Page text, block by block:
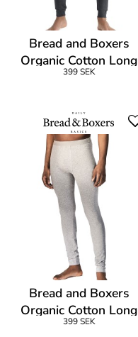
Bread and Boxers
Organic Cotton Long
Johns
399 SEK
Bread and Boxers
Organic Cotton Long
Johns
399 SEK